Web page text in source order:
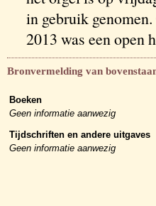
in gebruik
2013 was een open
Bronvermelding van
Boeken
Geen informatie aanwezig
Tijdschriften en andere uitgaves
Geen informatie aanwezig